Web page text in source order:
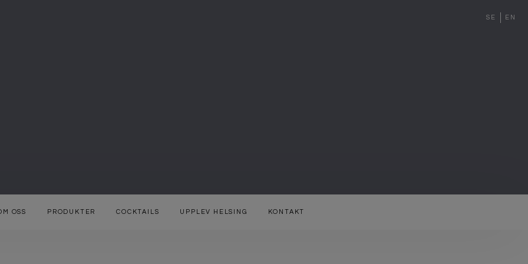
SE EN
OSS PRODUKTER COCKTAILS UPPLEV HELSING KONTAKT